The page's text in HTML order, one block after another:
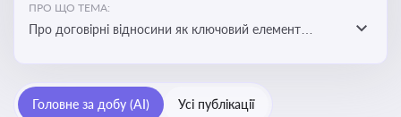
ПРО ЩО ТЕМА:
Про договірні відносини як ключовий елемент
зобов’язань за договором та розірвання договору
Головне за добу (AI) Усі публікації